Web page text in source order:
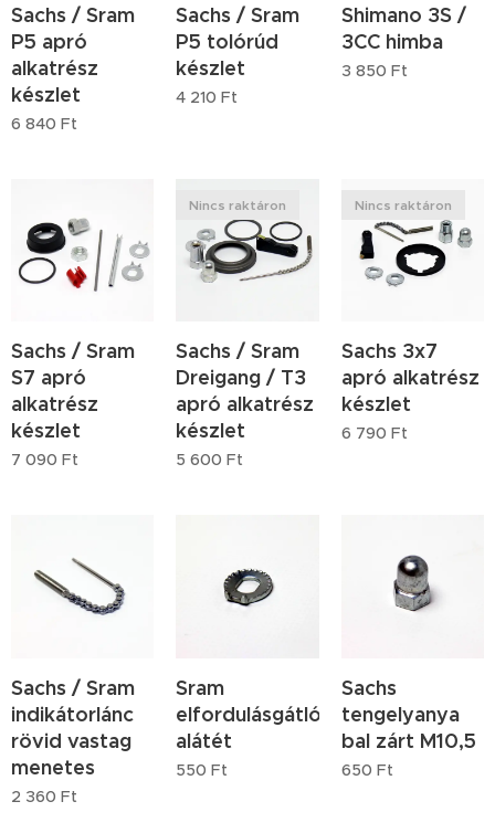
Sachs / Sram
P5 apró
alkatrész
készlet
6 840 Ft
Sachs / Sram
P5 tolórúd
készlet
4 210 Ft
Shimano 3S /
3CC himba
3 850 Ft
Sachs / Sram
S7 apró
alkatrész
készlet
7 090 Ft
Sachs / Sram
Dreigang / T3
apró alkatrész
készlet
Nincs raktáron
5 600 Ft
Sachs 3x7
apró alkatrész
készlet
Nincs raktáron
6 790 Ft
Sachs / Sram
indikátorlánc
rövid vastag
menetes
2 360 Ft
Sram
elfordulásgátló
alátét
550 Ft
Sachs
tengelyanya
bal zárt M10,5
650 Ft